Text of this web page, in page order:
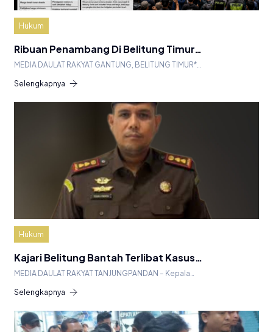
Hukum
Ribuan Penambang Di Belitung Timur…
MEDIA DAULAT RAKYAT GANTUNG, BELITUNG TIMUR*…
Selengkapnya
Hukum
Kajari Belitung Bantah Terlibat Kasus…
MEDIA DAULAT RAKYAT TANJUNGPANDAN – Kepala…
Selengkapnya